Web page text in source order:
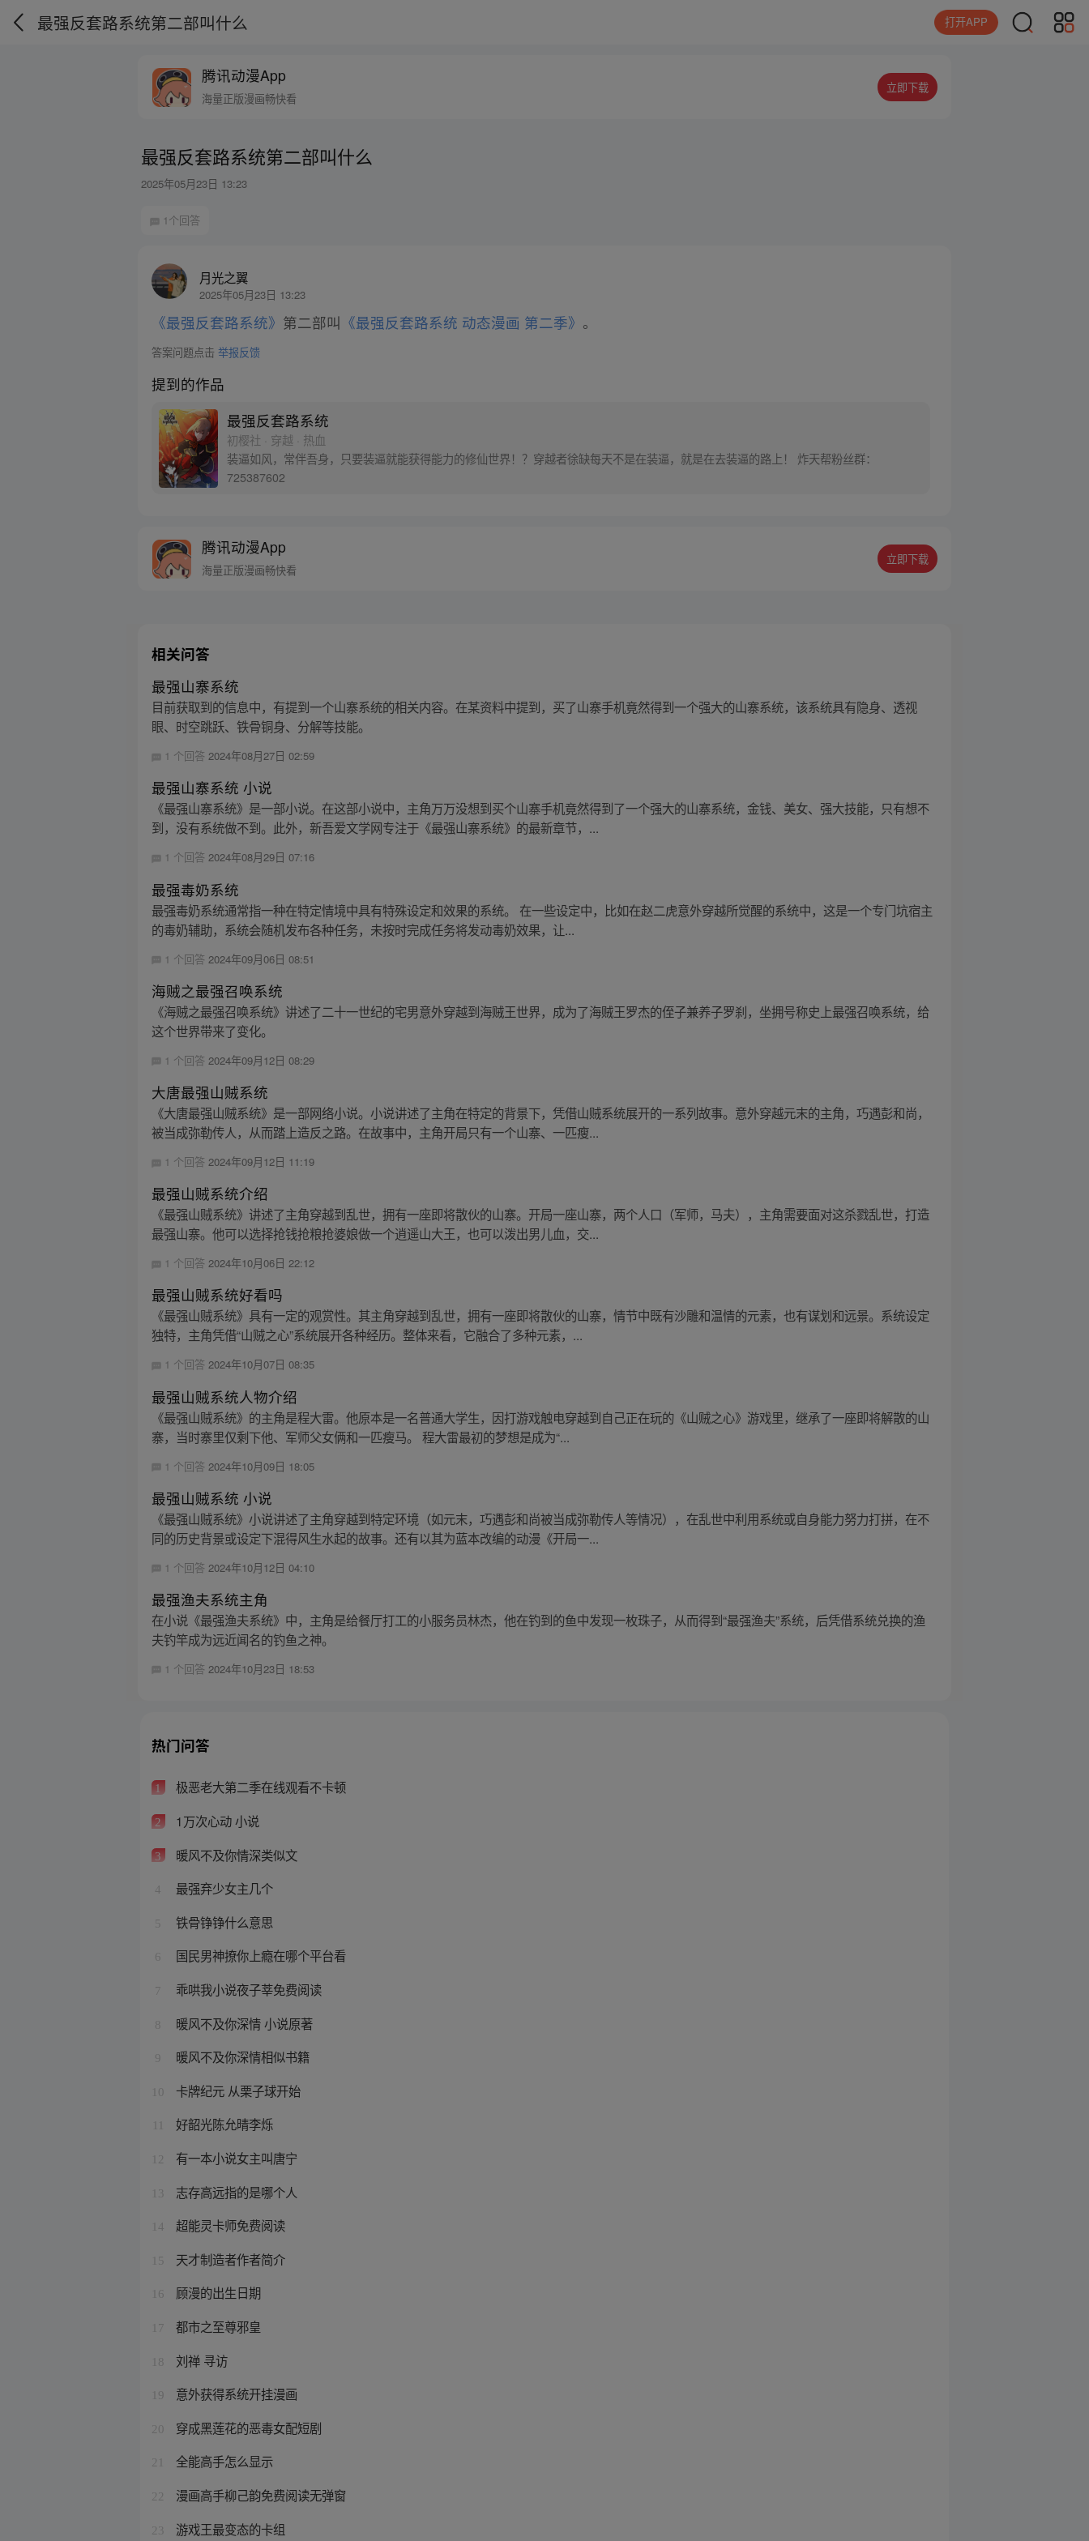
最强反套路系统第二部叫什么 打开APP
腾讯动漫App
海量正版漫画畅快看
立即下载
最强反套路系统第二部叫什么
2025年05月23日 13:23
1个回答
月光之翼
2025年05月23日 13:23
《最强反套路系统》 第二部叫 《最强反套路系统 动态漫画 第二季》 。
答案问题点击举报反馈
提到的作品
最强反套路系统
初樱社 · 穿越 · 热血
装逼如风，常伴吾身，只要装逼就能获得能力的修仙世界！？穿越者徐缺每天不是在装逼，就是在去装逼的路上！ 炸天帮粉丝群：
725387602
腾讯动漫App
海量正版漫画畅快看
立即下载
相关问答
最强山寨系统
目前获取到的信息中，有提到一个山寨系统的相关内容。在某资料中提到，买了山寨手机竟然得到一个强大的山寨系统，该系统具有隐身、透视
眼、时空跳跃、铁骨铜身、分解等技能。
1 个回答2024年08月27日 02:59
最强山寨系统 小说
《最强山寨系统》是一部小说。在这部小说中，主角万万没想到买个山寨手机竟然得到了一个强大的山寨系统，金钱、美女、强大技能，只有想不
到，没有系统做不到。此外，新吾爱文学网专注于《最强山寨系统》的最新章节，...
1 个回答2024年08月29日 07:16
最强毒奶系统
最强毒奶系统通常指一种在特定情境中具有特殊设定和效果的系统。 在一些设定中，比如在赵二虎意外穿越所觉醒的系统中，这是一个专门坑宿主
的毒奶辅助，系统会随机发布各种任务，未按时完成任务将发动毒奶效果，让...
1 个回答 2024年09月06日 08:51
海贼之最强召唤系统
《海贼之最强召唤系统》讲述了二十一世纪的宅男意外穿越到海贼王世界，成为了海贼王罗杰的侄子兼养子罗刹，坐拥号称史上最强召唤系统，给
这个世界带来了变化。
1 个回答 2024年09月12日 08:29
大唐最强山贼系统
《大唐最强山贼系统》是一部网络小说。小说讲述了主角在特定的背景下，凭借山贼系统展开的一系列故事。意外穿越元末的主角，巧遇彭和尚，
被当成弥勒传人，从而踏上造反之路。在故事中，主角开局只有一个山寨、一匹瘦...
1 个回答2024年09月12日 11:19
最强山贼系统介绍
《最强山贼系统》讲述了主角穿越到乱世，拥有一座即将散伙的山寨。开局一座山寨，两个人口（军师，马夫），主角需要面对这杀戮乱世，打造
最强山寨。他可以选择抢钱抢粮抢婆娘做一个逍遥山大王，也可以泼出男儿血，交...
1 个回答2024年10月06日 22:12
最强山贼系统好看吗
《最强山贼系统》具有一定的观赏性。其主角穿越到乱世，拥有一座即将散伙的山寨，情节中既有沙雕和温情的元素，也有谋划和远景。系统设定
独特，主角凭借“山贼之心”系统展开各种经历。整体来看，它融合了多种元素，...
1 个回答2024年10月07日 08:35
最强山贼系统人物介绍
《最强山贼系统》的主角是程大雷。他原本是一名普通大学生，因打游戏触电穿越到自己正在玩的《山贼之心》游戏里，继承了一座即将解散的山
寨，当时寨里仅剩下他、军师父女俩和一匹瘦马。 程大雷最初的梦想是成为“...
1 个回答 2024年10月09日 18:05
最强山贼系统 小说
《最强山贼系统》小说讲述了主角穿越到特定环境（如元末，巧遇彭和尚被当成弥勒传人等情况），在乱世中利用系统或自身能力努力打拼，在不
同的历史背景或设定下混得风生水起的故事。还有以其为蓝本改编的动漫《开局一...
1 个回答 2024年10月12日 04:10
最强渔夫系统主角
在小说《最强渔夫系统》中，主角是给餐厅打工的小服务员林杰，他在钓到的鱼中发现一枚珠子，从而得到“最强渔夫”系统，后凭借系统兑换的渔
夫钓竿成为远近闻名的钓鱼之神。
1 个回答2024年10月23日 18:53
热门问答
1 极恶老大第二季在线观看不卡顿
2 1万次心动 小说
3 暖风不及你情深类似文
4 最强弃少女主几个
5 铁骨铮铮什么意思
6 国民男神撩你上瘾在哪个平台看
7 乖哄我小说夜子莘免费阅读
8 暖风不及你深情 小说原著
9 暖风不及你深情相似书籍
10 卡牌纪元 从栗子球开始
好韶光陈允晴李烁
12 有一本小说女主叫唐宁
13 志存高远指的是哪个人
14 超能灵卡师免费阅读
15 天才制造者作者简介
16 顾漫的出生日期
17 都市之至尊邪皇
18 刘禅 寻访
19 意外获得系统开挂漫画
20 穿成黑莲花的恶毒女配短剧
21 全能高手怎么显示
22 漫画高手柳己韵免费阅读无弹窗
23 游戏王最变态的卡组